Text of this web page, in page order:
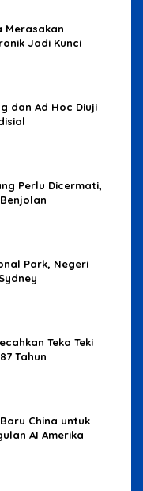
Merasakan
Jadi Kunci
dan Ad Hoc Diuji
Perlu Dicermati,
Park, Negeri
Teka Teki
Tahun
China untuk
AI Amerika